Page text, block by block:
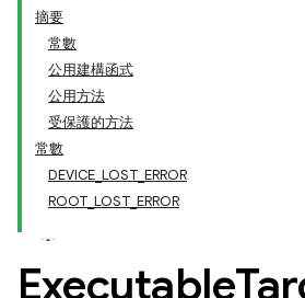
摘要
常數
公用建構函式
公用方法
受保護的方法
常數
DEVICE_LOST_ERROR
ROOT_LOST_ERROR
Executable